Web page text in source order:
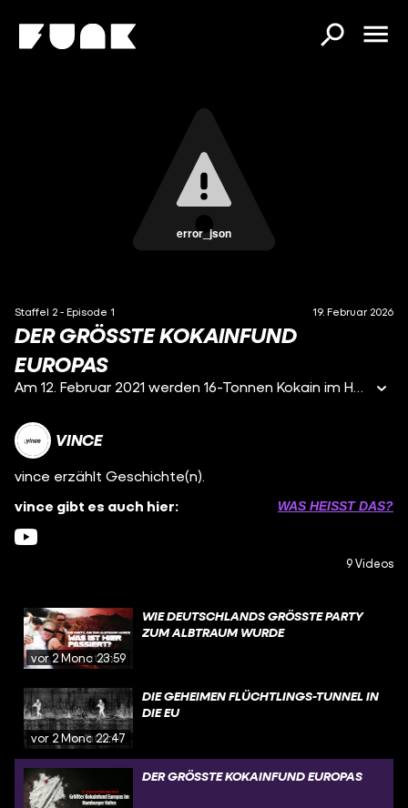
error_json
Staffel 2 - Episode 1 19. Februar 2026
DER GRÖSSTE KOKAINFUND E
UROPAS
Am 12. Februar 2021 werden 16-Tonnen Kokain im Hamburger Hafen gefunden - geschmuggelt von einer Drogenbande aus Hannover. Der bis dato größte Drogenfund in Deutschland und Europas.
VINCE
vince erzählt Geschichte(n).
vince gibt es auch hier:
WAS HEISST DAS?
9 Videos
vor 2 Monaten
23:59
WIE DEUTSCHLANDS GRÖSSTE PARTY Z
UM ALBTRAUM WURDE
vor 2 Monaten
22:47
DIE GEHEIMEN FLÜCHTLINGS-TUNNEL IN
DIE EU
DER GRÖSSTE KOKAINFUND EUROPAS